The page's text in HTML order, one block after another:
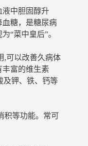
液中胆固醇升
血糖，是糖尿病
“菜中皇后”。
,可以改善久病体
丰富的维生素
及钾、铁、钙等
积等功能。常可